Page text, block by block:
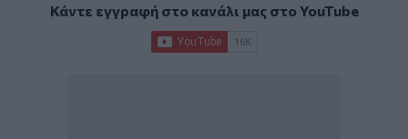
Κάντε εγγραφή στο κανάλι μας στοYouTube